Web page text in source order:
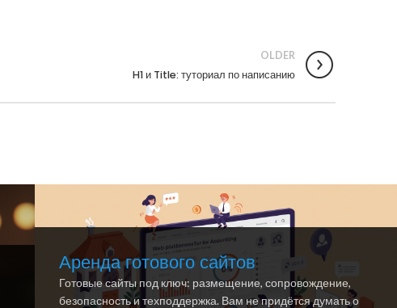
OLDER
H1 и Title: туториал по написанию
Аренда готового сайтов
Готовые сайты под ключ: размещение, сопровождение,
безопасность и техподдержка. Вам не придётся думать о